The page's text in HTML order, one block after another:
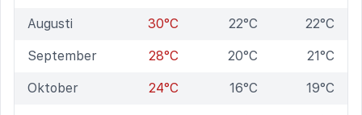
Augusti 30°C 22°C 22°C
September 28°C 20°C 21°C
Oktober 24°C 16°C 19°C